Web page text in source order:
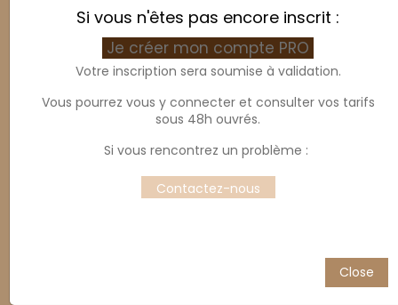
Si vous n'êtes pas encore inscrit :
Je créer mon compte PRO
Votre inscription sera soumise à validation.
Vous pourrez vous y connecter et consulter vos tarifs
sous 48h ouvrés.
Si vous rencontrez un problème :
Contactez-nous
Close